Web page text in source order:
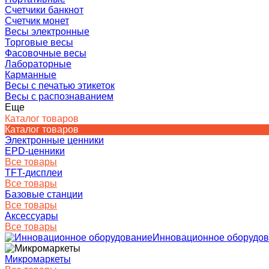
Счетчики банкнот
Счетчик монет
Весы электронные
Торговые весы
Фасовочные весы
Лабораторные
Карманные
Весы с печатью этикеток
Весы с распознаванием
Еще
Каталог товаров
Каталог товаров
Электронные ценники
EPD-ценники
Все товары
TFT-дисплеи
Все товары
Базовые станции
Все товары
Аксессуары
Все товары
Инновационное
Микромаркеты